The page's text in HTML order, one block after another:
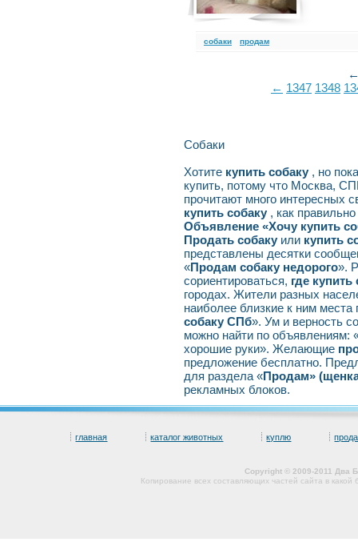
cобаки продам
← 1347 1348
Собаки
Хотите купить собаку , но
купить, потому что Москва,
прочитают много интересных
купить собаку , как
Объявление «Хочу купить
Продать собаку или купить
представлены десятки
«Продам собаку недорого».
сориентироваться, где
городах. Жители разных
наиболее близкие к ним
собаку СПб». Ум и верность
можно найти по объявлениям:
хорошие руки». Желающие
предложение бесплатно.
для раздела «Продам»
рекламных блоков.
главная каталог животных куплю
Copyright © 2009-2011 Два
Копирование всех составляющих частей сайта в